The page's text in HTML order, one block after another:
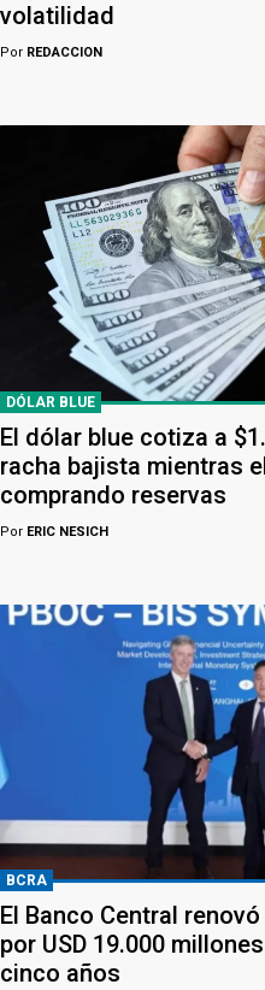
volatilidad
Por REDACCION
DÓLAR BLUE
El dólar blue cotiza a
racha bajista mientras
comprando reservas
Por ERIC NESICH
BCRA
El Banco Central
por USD 19.000
cinco años